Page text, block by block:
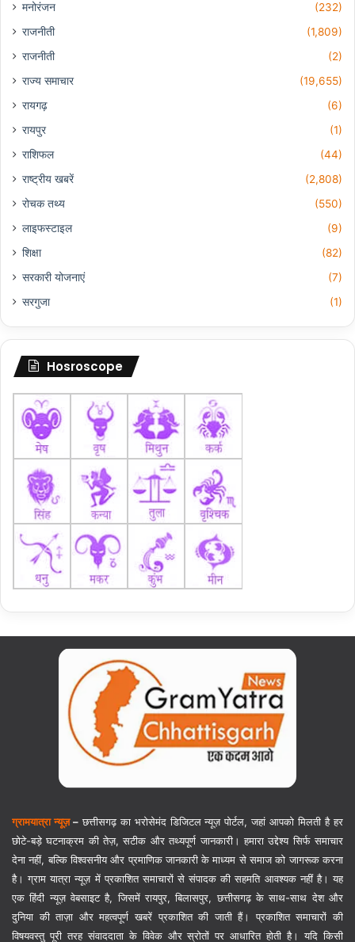
मनोरंजन
(232)
राजनीती
(1,809)
राजनीती
(2)
राज्य समाचार
(19,655)
रायगढ़
(6)
रायपुर
(1)
राशिफल
(44)
राष्ट्रीय खबरें
(2,808)
रोचक तथ्य
(550)
लाइफस्टाइल
(9)
शिक्षा
(82)
सरकारी योजनाएं
(7)
सरगुजा
(1)
Hosroscope
ग्रामयात्रा न्यूज़–छत्तीसगढ़ का भरोसेमंद डिजिटल न्यूज़ पोर्टल, जहां आपको मिलती है हर
छोटे-बड़े घटनाक्रम की तेज़, सटीक और तथ्यपूर्ण जानकारी। हमारा उद्देश्य सिर्फ समाचार
देना नहीं, बल्कि विश्वसनीय और प्रमाणिक जानकारी के माध्यम से समाज को जागरूक करना
है। ग्राम यात्रा न्यूज़ में प्रकाशित समाचारों से संपादक की सहमति आवश्यक नहीं है। यह
एक हिंदी न्यूज़ वेबसाइट है, जिसमें रायपुर, बिलासपुर, छत्तीसगढ़ के साथ-साथ देश और
दुनिया की ताज़ा और महत्वपूर्ण खबरें प्रकाशित की जाती हैं। प्रकाशित समाचारों की
विषयवस्तु पूरी तरह संवाददाता के विवेक और स्रोतों पर आधारित होती है। यदि किसी